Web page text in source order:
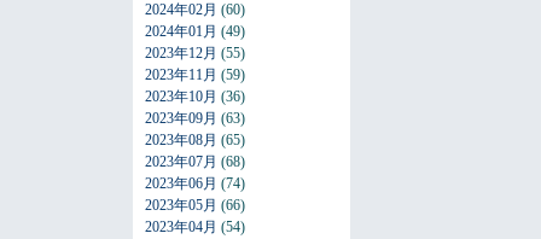
2024年02月 (60)
2024年01月 (49)
2023年12月 (55)
2023年11月 (59)
2023年10月 (36)
2023年09月 (63)
2023年08月 (65)
2023年07月 (68)
2023年06月 (74)
2023年05月 (66)
2023年04月 (54)